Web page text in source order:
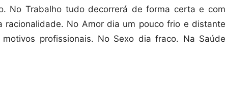
No Trabalho tudo decorrerá de forma certa e com
racionalidade. No Amor dia um pouco frio e distante
profissionais. No Sexo dia fraco. Na Saúde